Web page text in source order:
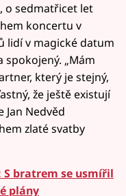
o sedmatřicet let
koncertu v
lidí v magické datum
spokojený. „Mám
který je stejný,
že ještě existují
Jan Nedvěd
zlaté svatby
S bratrem se usmířil
plány